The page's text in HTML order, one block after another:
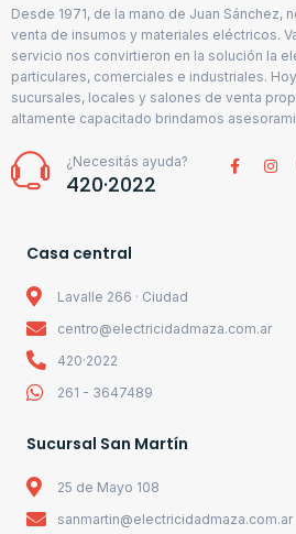
Desde 1971, de la mano de Juan Sánchez,
venta de insumos y materiales eléctricos.
servicio nos convirtieron en la solución la
particulares, comerciales e industriales.
sucursales, locales y salones de venta
altamente capacitado brindamos
¿Necesitás ayuda?
420·2022
Casa central
Lavalle 266 · Ciudad
centro@electricidadmaza.com.ar
420·2022
261 - 3647489
Sucursal San Martín
25 de Mayo 108
sanmartin@electricidadmaza.com.ar